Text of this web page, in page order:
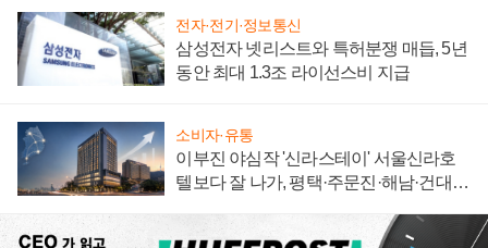
전자·전기·정보통신
삼성전자 넷리스트와 특허분쟁 매듭, 5년
동안 최대 1.3조 라이선스비 지급
소비자·유통
이부진 야심작 '신라스테이' 서울신라호
텔보다 잘 나가, 평택·주문진·해남·건대로